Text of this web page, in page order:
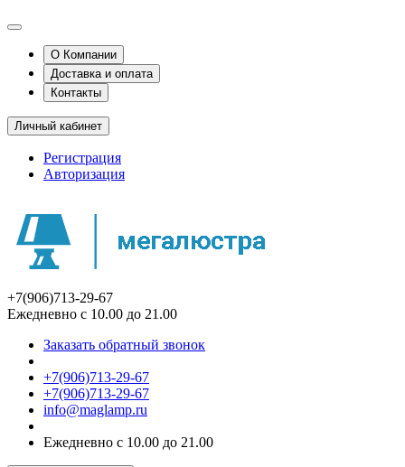
О Компании
Доставка и оплата
Контакты
Личный кабинет
Регистрация
Авторизация
+7(906)713-29-67
Ежедневно с 10.00 до 21.00
Заказать обратный звонок
+7(906)713-29-67
+7(906)713-29-67
info@maglamp.ru
Ежедневно с 10.00 до 21.00